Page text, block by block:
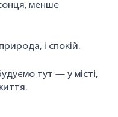
менше
і спокій.
тут — у місті,